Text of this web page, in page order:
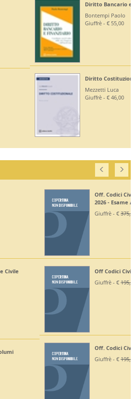
e Finanziario
Costituzionale
Civile, Penale, Proc Civile, Proc Penale
Civile e Penale 2026 - Esame Avvocato
Civile e Proc Civile 2026 - Esame Avvocato
- €195,00